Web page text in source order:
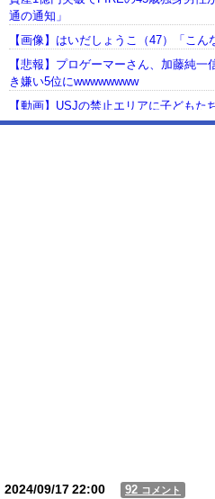
通の通知」
【画像】はいだしょうこ（47）「こ
【悲報】プロゲーマーさん、加藤純
き嫌い5位にwwwwwwww
【動画】USJの禁止エリアに子ども
ても止まらない事態に
2024/09/1722:00 92 コメント